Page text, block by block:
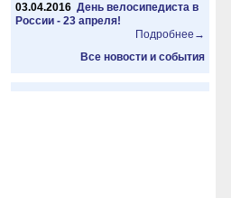
03.04.2016 День велосипедиста в
России - 23 апреля!
Подробнее→
Все новости и события